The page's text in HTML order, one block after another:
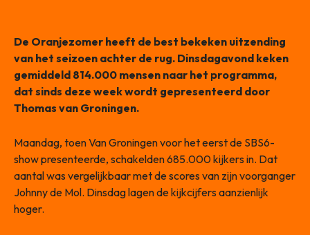
De Oranjezomer heeft de best bekeken uitzending
van het seizoen achter de rug. Dinsdagavond keken
gemiddeld 814.000 mensen naar het programma,
dat sinds deze week wordt gepresenteerd door
Thomas van Groningen.
Maandag, toen Van Groningen voor het eerst de SBS6-
show presenteerde, schakelden 685.000 kijkers in. Dat
aantal was vergelijkbaar met de scores van zijn voorganger
Johnny de Mol. Dinsdag lagen de kijkcijfers aanzienlijk
hoger.